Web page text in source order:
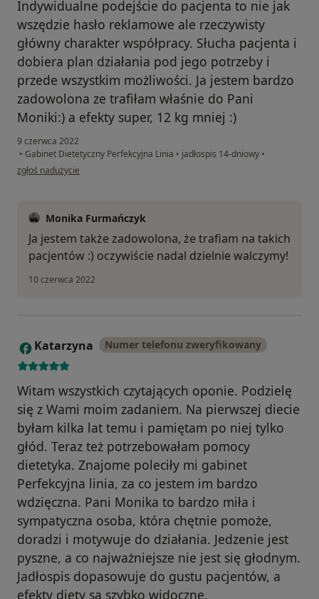
Indywidualne podejście do pacjenta to nie jak
wszędzie hasło reklamowe ale rzeczywisty
główny charakter współpracy. Słucha pacjenta i
dobiera plan działania pod jego potrzeby i
przede wszystkim możliwości. Ja jestem bardzo
zadowolona ze trafiłam właśnie do Pani
Moniki:) a efekty super, 12 kg mniej :)
9 czerwca 2022
• Gabinet Dietetyczny Perfekcyjna Linia • jadłospis 14-dniowy •
w opinii użytkownika Joanna
zgłoś nadużycie
Monika Furmańczyk
Ja jestem także zadowolona, że trafiam na takich
pacjentów :) oczywiście nadal dzielnie walczymy!
10 czerwca 2022
K Katarzyna Numer telefonu zweryfikowany
Witam wszystkich czytających oponie. Podzielę
się z Wami moim zadaniem. Na pierwszej diecie
byłam kilka lat temu i pamiętam po niej tylko
głód. Teraz też potrzebowałam pomocy
dietetyka. Znajome poleciły mi gabinet
Perfekcyjna linia, za co jestem im bardzo
wdzięczna. Pani Monika to bardzo miła i
sympatyczna osoba, która chętnie pomoże,
doradzi i motywuje do działania. Jedzenie jest
pyszne, a co najważniejsze nie jest się głodnym.
Jadłospis dopasowuje do gustu pacjentów, a
efekty diety są szybko widoczne.